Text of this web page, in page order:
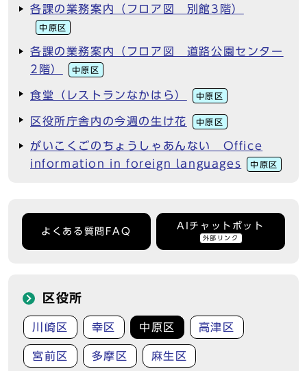
各課の業務案内（フロア図 別館3階）
中原区
各課の業務案内（フロア図 道路公園センター
2階）
中原区
食堂（レストランなかはら） 中原区
区役所庁舎内の今週の生け花 中原区
がいこくごのちょうしゃあんない Office
information in foreign languages
中原区
よくある質問FAQ
AIチャットボット
外部リンク
区役所
川崎区 幸区 中原区 高津区
宮前区 多摩区 麻生区